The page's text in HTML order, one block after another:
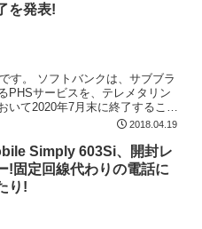
を発表!
す。 ソフトバンクは、サブブラ
PHSサービスを、テレメタリン
いて2020年7月末に終了すること
2018.04.19
Simply 603Si、開封レ
!固定回線代わりの電話に
り!